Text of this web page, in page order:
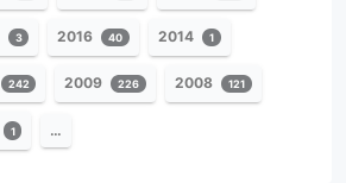
3 2016 40 2014 1
242 2009 226 2008 121
1 …